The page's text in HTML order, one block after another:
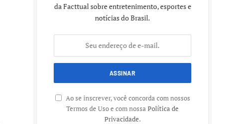
da Facttual sobre entretenimento, esportes e
notícias do Brasil.
Ao se inscrever, você concorda com nossos
Termos de Uso e com nossa Política de
Privacidade.